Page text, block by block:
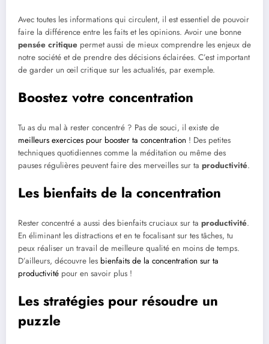
Avec toutes les informations qui circulent, il est essentiel de pouvoir
faire la différence entre les faits et les opinions. Avoir une bonne
pensée critique permet aussi de mieux comprendre les enjeux de
notre société et de prendre des décisions éclairées. C’est important
de garder un œil critique sur les actualités, par exemple.
Boostez votre concentration
Tu as du mal à rester concentré ? Pas de souci, il existe de
meilleurs exercices pour booster ta concentration ! Des petites
techniques quotidiennes comme la méditation ou même des
pauses régulières peuvent faire des merveilles sur ta productivité.
Les bienfaits de la concentration
Rester concentré a aussi des bienfaits cruciaux sur ta productivité.
En éliminant les distractions et en te focalisant sur tes tâches, tu
peux réaliser un travail de meilleure qualité en moins de temps.
D’ailleurs, découvre les bienfaits de la concentration sur ta
productivité pour en savoir plus !
Les stratégies pour résoudre un
puzzle